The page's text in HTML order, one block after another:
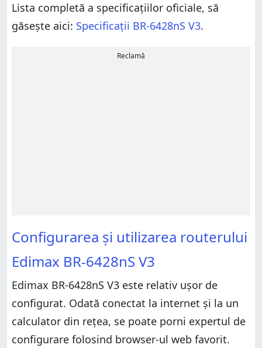
Lista completă a specificațiilor oficiale, să
găsește aici: Specificații BR-6428nS V3.
Reclamă
Configurarea și utilizarea routerului
Edimax BR-6428nS V3
Edimax BR-6428nS V3 este relativ ușor de
configurat. Odată conectat la internet și la un
calculator din rețea, se poate porni expertul de
configurare folosind browser-ul web favorit.